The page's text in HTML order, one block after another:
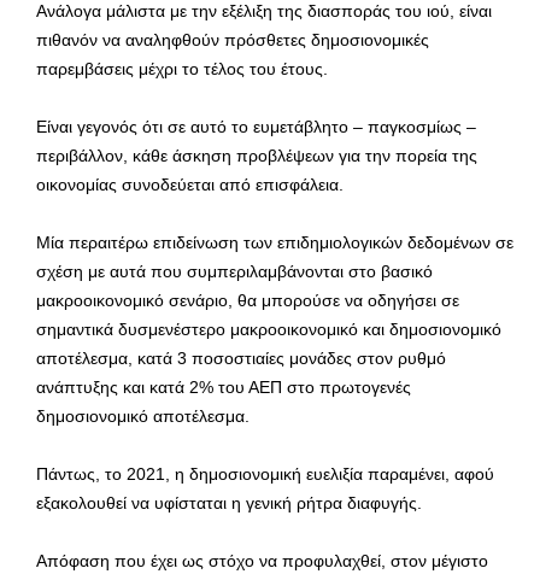
Ανάλογα μάλιστα με την εξέλιξη της διασποράς του ιού, είναι
πιθανόν να αναληφθούν πρόσθετες δημοσιονομικές
παρεμβάσεις μέχρι το τέλος του έτους.
Είναι γεγονός ότι σε αυτό το ευμετάβλητο – παγκοσμίως –
περιβάλλον, κάθε άσκηση προβλέψεων για την πορεία της
οικονομίας συνοδεύεται από επισφάλεια.
Μία περαιτέρω επιδείνωση των επιδημιολογικών δεδομένων σε
σχέση με αυτά που συμπεριλαμβάνονται στο βασικό
μακροοικονομικό σενάριο, θα μπορούσε να οδηγήσει σε
σημαντικά δυσμενέστερο μακροοικονομικό και δημοσιονομικό
αποτέλεσμα, κατά 3 ποσοστιαίες μονάδες στον ρυθμό
ανάπτυξης και κατά 2% του ΑΕΠ στο πρωτογενές
δημοσιονομικό αποτέλεσμα.
Πάντως, το 2021, η δημοσιονομική ευελιξία παραμένει, αφού
εξακολουθεί να υφίσταται η γενική ρήτρα διαφυγής.
Απόφαση που έχει ως στόχο να προφυλαχθεί, στον μέγιστο